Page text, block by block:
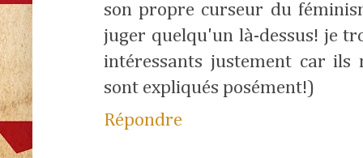
son propre curseur du
juger quelqu'un là-dessus! je
intéressants justement car
sont expliqués posément!)
Répondre